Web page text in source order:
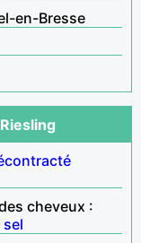
en-Bresse
cheveux :
sel